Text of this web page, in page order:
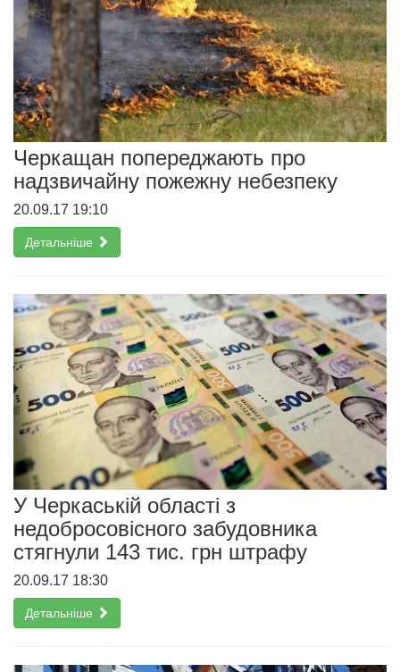
Черкащан попереджають про
надзвичайну пожежну небезпеку
20.09.17 19:10
Детальніше
У Черкаській області з
недобросовісного забудовника
стягнули 143 тис. грн штрафу
20.09.17 18:30
Детальніше